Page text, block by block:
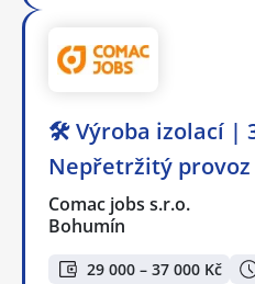
🛠️ Výroba izolací |
Nepřetržitý
Comac jobs s.r.o.
Bohumín
29 000 – 37 000 Kč